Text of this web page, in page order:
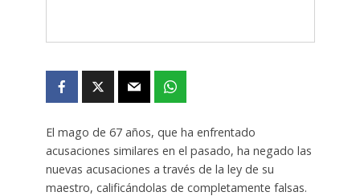
El mago de 67 años, que ha enfrentado
acusaciones similares en el pasado, ha negado las
nuevas acusaciones a través de la ley de su
maestro, calificándolas de completamente falsas.